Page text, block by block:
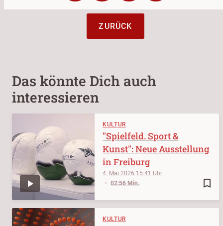
ZURÜCK
Das könnte Dich auch
interessieren
KULTUR
bookmark_border
4. Mai 2026 15:41
02:56 Min.
"Spielfeld. Sport &
Kunst": Neue Ausstellung
in Freiburg
KULTUR